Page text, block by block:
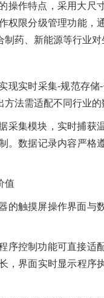
作特点，采用大尺
权限分级管理功能，
药、新能源等行业对
现实时采集-规范存
法需适配不同行业的
采集模块，实时捕
。数据记录内容严格
值
的触摸屏操作界面与
序控制功能可直接适
，界面实时显示程